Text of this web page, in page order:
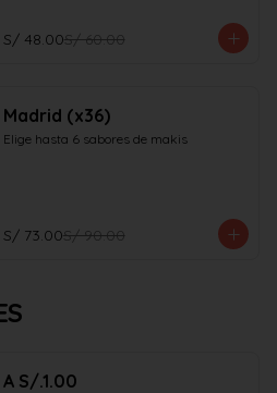
S/ 48.00S/ 60.00
Madrid (x36)
Elige hasta 6 sabores de makis
S/ 73.00S/ 90.00
A S/.1.00